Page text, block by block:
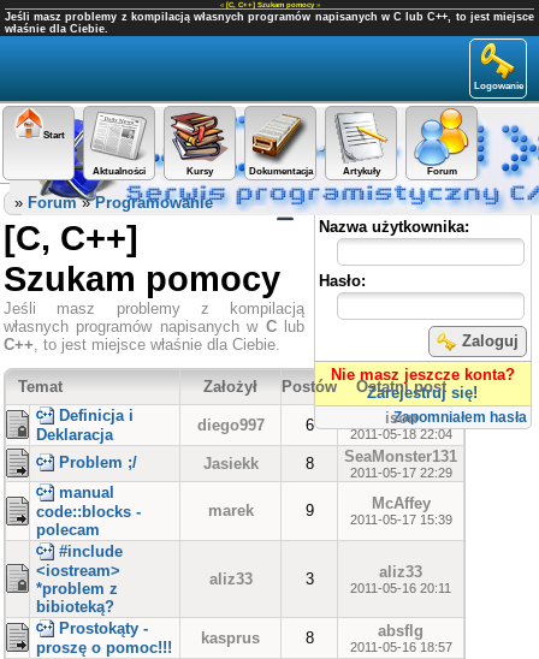
« [C, C++] Szukam pomocy»
Jeśli masz problemy z kompilacją własnych programów napisanych w C lub C++, to jest miejsce
właśnie dla Ciebie.
Logowanie
Start
Aktualności Kursy Dokumentacja Artykuły Forum
Panel użytkownika
Nazwa użytkownika:
Hasło:
Zaloguj
Nie masz jeszcze konta?
Zarejestruj się!
Zapomniałem hasła
» Forum»Programowanie
[C, C++]
Szukam pomocy
Jeśli masz problemy z kompilacją
własnych programów napisanych w Club
C++, to jest miejsce właśnie dla Ciebie.
Temat Założył Postów
Ostatni post
Definicja i
Deklaracja
diego997 6 ison
2011-05-18 22:04
Problem ;/ Jasiekk 8 SeaMonster131
2011-05-17 22:29
manual
code::blocks -
polecam
marek 9 McAffey
2011-05-17 15:39
#include
<iostream>
*problem z
bibioteką?
aliz33 3 aliz33
2011-05-16 20:11
Prostokąty -
proszę o pomoc!!!
kasprus 8 absflg
2011-05-16 18:57